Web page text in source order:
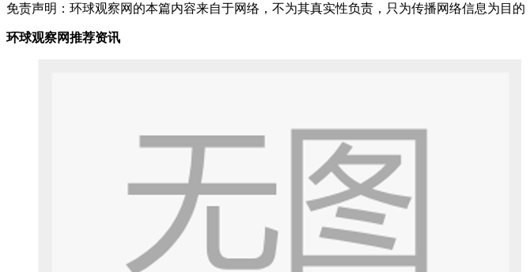
免责声明：环球观察网的本篇内容来自于网络，不为其真实性负责，只为传播网络信息为目
环球观察网推荐资讯